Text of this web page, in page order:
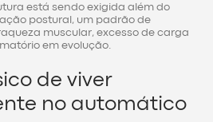
está sendo exigida além do
postural, um padrão de
muscular, excesso de carga
em evolução.
de viver
no automático